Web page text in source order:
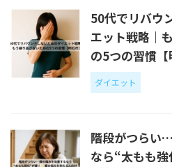
50代でリバウ
エット戦略｜
の5つの習慣【
ダイエット
階段がつらい
なら“太もも強